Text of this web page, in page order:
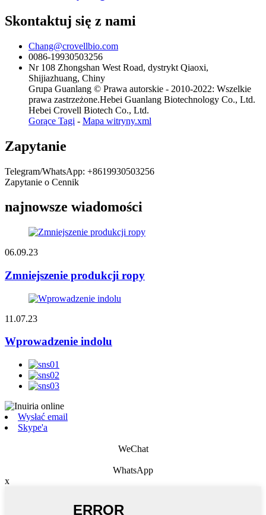
Skontaktuj się z nami
Chang@crovellbio.com
0086-19930503256
Nr 108 Zhongshan West Road, dystrykt Qiaoxi,
Shijiazhuang, Chiny
Grupa Guanlang © Prawa autorskie - 2010-2022: Wszelkie
prawa zastrzeżone.Hebei Guanlang Biotechnology Co., Ltd.
Hebei Crovell Biotech Co., Ltd.
Gorące Tagi - Mapa witryny.xml
Zapytanie
Telegram/WhatsApp: +8619930503256
Zapytanie o Cennik
najnowsze wiadomości
06.09.23
Zmniejszenie produkcji ropy
11.07.23
Wprowadzenie indolu
Wysłać email
Skype'a
WeChat
WhatsApp
x